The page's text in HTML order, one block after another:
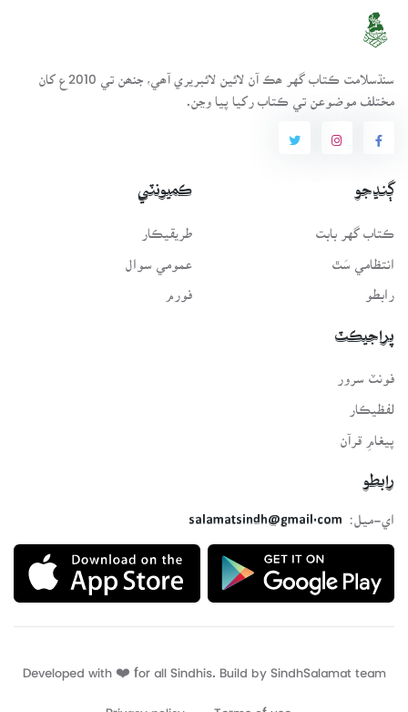
سنڌسلامت ڪتاب گهر ھڪ آن لائين لائبريري آھي، جنھن تي 2010ع کان
مختلف موضوعن تي ڪتاب رکيا پيا وڃن.
ڳنڍجو
ڪتاب گهر بابت
انتظامي سَٿ
رابطو
ڪميونٽي
طريقيڪار
عمومي سوال
فورم
پراجيڪٽ
فونٽ سرور
لفظيڪار
پيغامِ قرآن
رابطو
اي-ميل:
salamatsindh@gmail.com
Developed with ❤️ for all Sindhis. Build by
Terms of use